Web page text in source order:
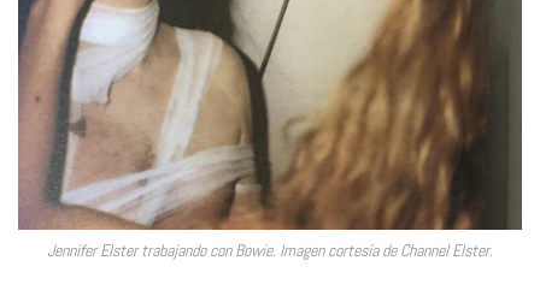
Jennifer Elster trabajando con Bowie. Imagen cortesía de Channel Elster.